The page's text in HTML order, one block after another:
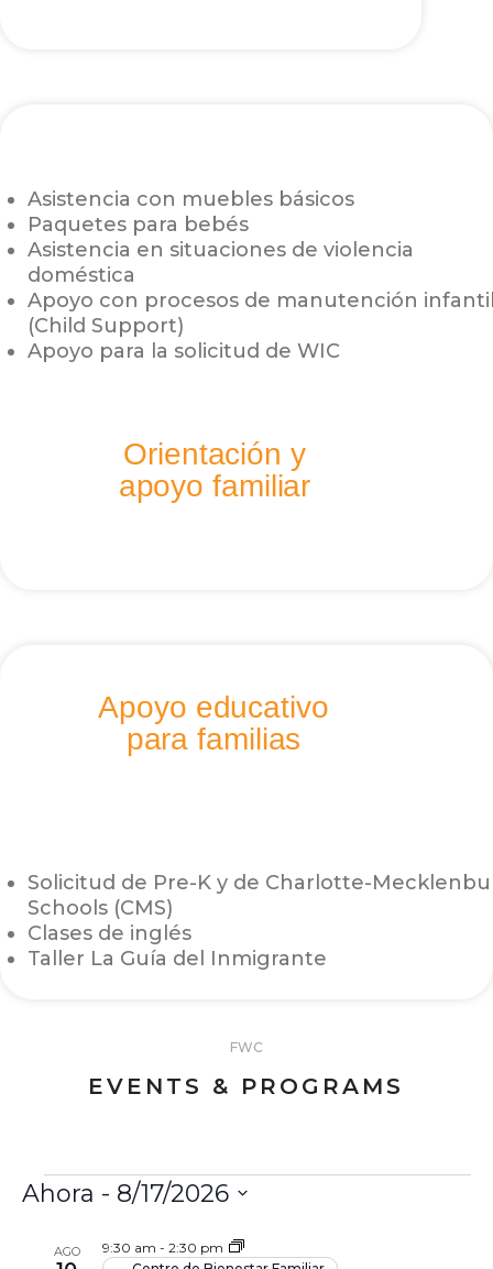
Asistencia con muebles básicos
Paquetes para bebés
Asistencia en situaciones de violencia
doméstica
Apoyo con procesos de manutención
(Child Support)
Apoyo para la solicitud de WIC
Orientación y
apoyo familiar
Apoyo educativo
para familias
Solicitud de Pre-K y de Charlotte-
Schools (CMS)
Clases de inglés
Taller La Guía del Inmigrante
FWC
EVENTS & PROGRAMS
Ahora - 8/17/2026
date.
ListAGO 9:30 am - 2:30 pm